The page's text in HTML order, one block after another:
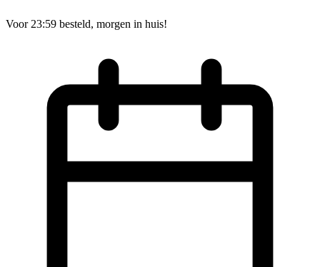
Voor 23:59 besteld, morgen in huis!